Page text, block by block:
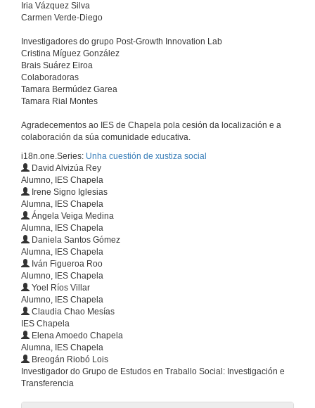
Iria Vázquez Silva
Carmen Verde-Diego
Investigadores do grupo Post-Growth Innovation Lab
Cristina Míguez González
Brais Suárez Eiroa
Colaboradoras
Tamara Bermúdez Garea
Tamara Rial Montes
Agradecementos ao IES de Chapela pola cesión da localización e a
colaboración da súa comunidade educativa.
i18n.one.Series: Unha cuestión de xustiza social
David Alvizúa Rey
Alumno, IES Chapela
Irene Signo Iglesias
Alumna, IES Chapela
Ángela Veiga Medina
Alumna, IES Chapela
Daniela Santos Gómez
Alumna, IES Chapela
Iván Figueroa Roo
Alumno, IES Chapela
Yoel Ríos Villar
Alumno, IES Chapela
Claudia Chao Mesías
IES Chapela
Elena Amoedo Chapela
Alumna, IES Chapela
Breogán Riobó Lois
Investigador do Grupo de Estudos en Traballo Social: Investigación e
Transferencia
Sindrome do emperador